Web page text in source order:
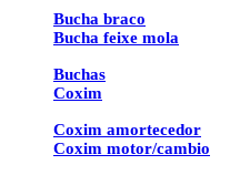
Bucha braco
Bucha feixe mola
Buchas
Coxim
Coxim amortecedor
Coxim motor/cambio